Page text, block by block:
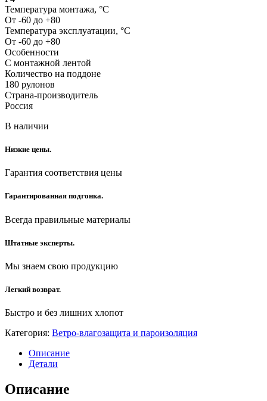
Температура монтажа, °С
От -60 до +80
Температура эксплуатации, °С
От -60 до +80
Особенности
С монтажной лентой
Количество на поддоне
180 рулонов
Страна-производитель
Россия
В наличии
Низкие цены.
Гарантия соответствия цены
Гарантированная подгонка.
Всегда правильные материалы
Штатные эксперты.
Мы знаем свою продукцию
Легкий возврат.
Быстро и без лишних хлопот
Категория: Ветро-влагозащита и пароизоляция
Описание
Детали
Описание